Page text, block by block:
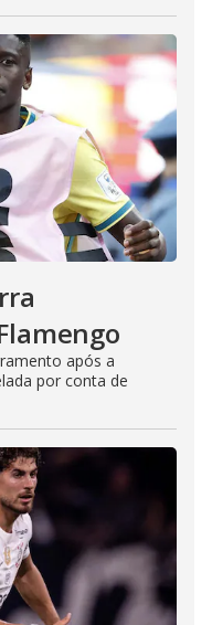
após a
por conta de